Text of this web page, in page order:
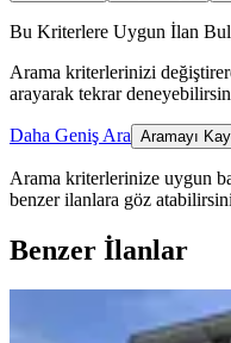
Bu Kriterlere Uygun İlan
Arama kriterlerinizi
arayarak tekrar
Daha Geniş Ara Aramayı
Arama kriterlerinize uygun
benzer ilanlara göz
Benzer İlanlar
Realty